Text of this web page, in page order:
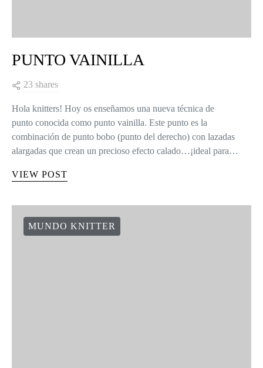
PUNTO VAINILLA
23 shares
Hola knitters! Hoy os enseñamos una nueva técnica de
punto conocida como punto vainilla. Este punto es la
combinación de punto bobo (punto del derecho) con lazadas
alargadas que crean un precioso efecto calado…¡ideal para…
VIEW POST
MUNDO KNITTER